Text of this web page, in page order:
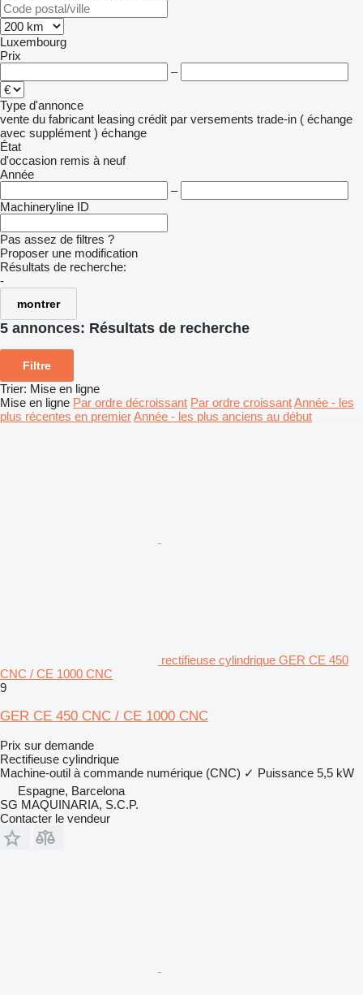
Luxembourg
Prix
–
Type d'annonce
vente du fabricant leasing crédit par versements trade-in ( échange
avec supplément ) échange
État
d'occasion remis à neuf
Année
–
Machineryline ID
Pas assez de filtres ?
Proposer une modification
Résultats de recherche:
-
montrer
5 annonces: Résultats de recherche
Filtre
Trier: Mise en ligne
Mise en ligne Par ordre décroissant Par ordre croissantAnnée - les
plus récentes en premierAnnée - les plus anciens au début
rectifieuse cylindrique GER CE 450
CNC / CE 1000 CNC
9
GER CE 450 CNC / CE 1000 CNC
Prix sur demande
Rectifieuse cylindrique
Machine-outil à commande numérique (CNC) ✓ Puissance 5,5 kW
Espagne, Barcelona
SG MAQUINARIA, S.C.P.
Contacter le vendeur